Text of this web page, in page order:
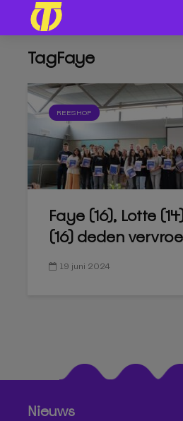
TagFaye
REESHOF
Faye (16), Lotte
(16) deden
19 juni 2024
Nieuws